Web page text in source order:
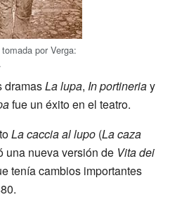
por Verga:
dramasLa lupa, In portineriay
fue un éxito en el teatro.
La caccia al lupo (La caza
una nueva versión de Vita dei
tenía cambios importantes